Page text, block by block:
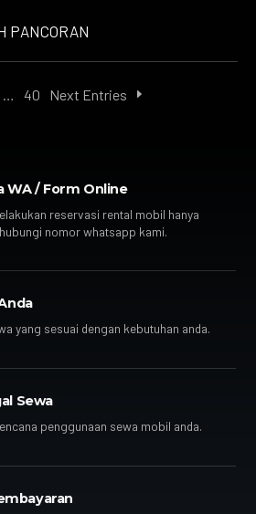
PANCORAN
40 Next Entries
WA / Form Online
reservasi rental mobil hanya
nomor whatsapp kami.
yang sesuai dengan kebutuhan anda.
Sewa
penggunaan sewa mobil anda.